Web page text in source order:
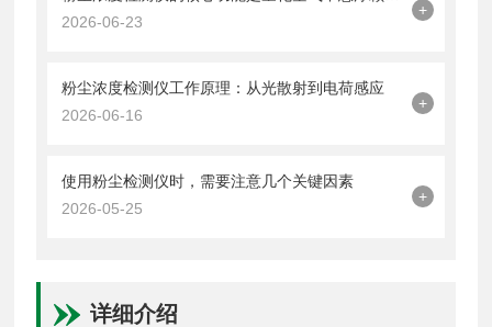
2026-06-23
+
粉尘浓度检测仪工作原理：从光散射到电荷感应
2026-06-16
+
使用粉尘检测仪时，需要注意几个关键因素
2026-05-25
+
详细介绍